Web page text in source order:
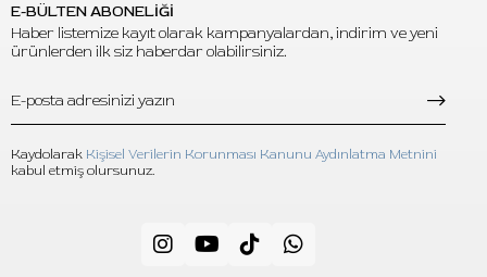
E-BÜLTEN ABONELİĞİ
Haber listemize kayıt olarak kampanyalardan, indirim ve yeni
ürünlerden ilk siz haberdar olabilirsiniz.
Kaydolarak Kişisel Verilerin Korunması Kanunu Aydınlatma Metnini
kabul etmiş olursunuz.